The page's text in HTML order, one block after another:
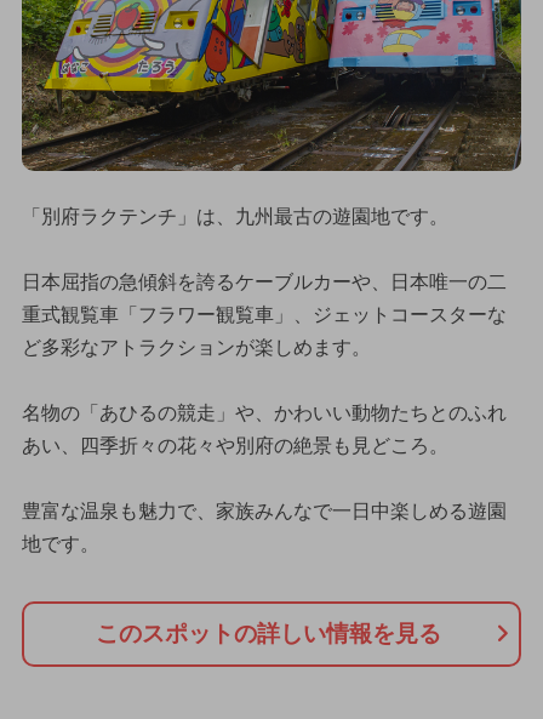
「別府ラクテンチ」は、九州最古の遊園地です。
日本屈指の急傾斜を誇るケーブルカーや、日本唯一の二
重式観覧車「フラワー観覧車」、ジェットコースターな
ど多彩なアトラクションが楽しめます。
名物の「あひるの競走」や、かわいい動物たちとのふれ
あい、四季折々の花々や別府の絶景も見どころ。
豊富な温泉も魅力で、家族みんなで一日中楽しめる遊園
地です。
このスポットの詳しい情報を見る